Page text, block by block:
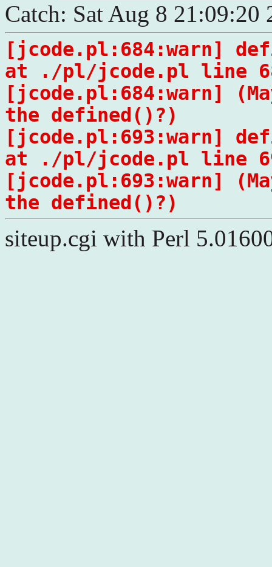
Catch: Sat Aug 8 21:09:20
[jcode.pl:684:warn]
at ./pl/jcode.pl line
[jcode.pl:684:warn]
the defined()?)
[jcode.pl:693:warn]
at ./pl/jcode.pl line
[jcode.pl:693:warn]
the defined()?)
siteup.cgi with Perl